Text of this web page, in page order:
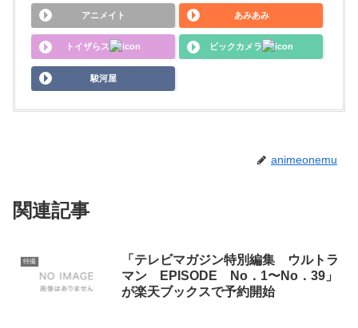
アニメイト あみあみ
トイザらス ビックカメラ
駿河屋
animeonemu
関連記事
特撮
「テレビマガジン特別編集 ウルトラ
マン EPISODE No．1〜No．39」
が楽天ブックスで予約開始